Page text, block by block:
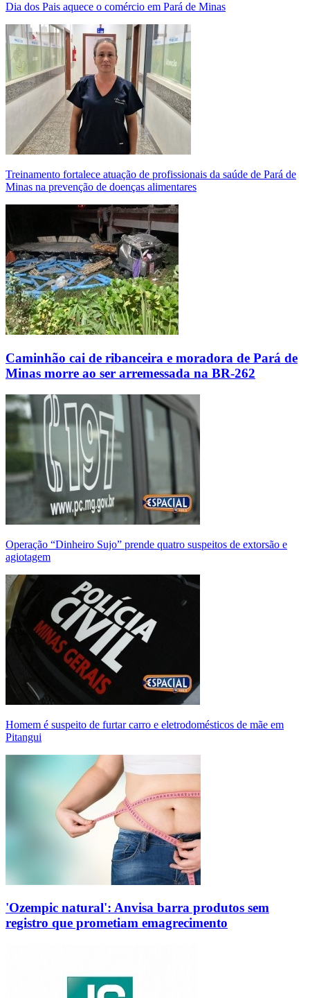
Dia dos Pais aquece o comércio em Pará de Minas
Treinamento fortalece atuação de profissionais da saúde de Pará de
Minas na prevenção de doenças alimentares
Caminhão cai de ribanceira e moradora de Pará de
Minas morre ao ser arremessada na BR-262
Operação “Dinheiro Sujo” prende quatro suspeitos de extorsão e
agiotagem
Homem é suspeito de furtar carro e eletrodomésticos de mãe em
Pitangui
'Ozempic natural': Anvisa barra produtos sem
registro que prometiam emagrecimento